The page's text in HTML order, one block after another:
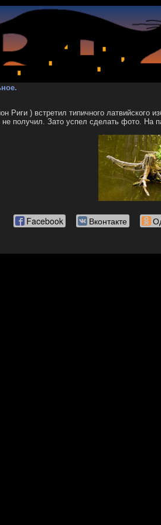
Риги ) встретил типичного латвийского
не получил. Зато успел сделать фото. На
Facebook Вконтакте